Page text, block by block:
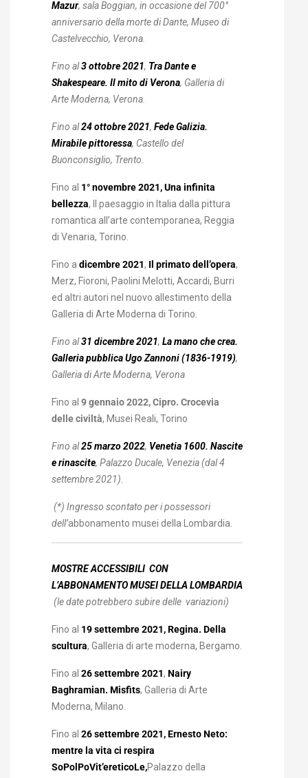
Mazur, sala Boggian, in occasione del 700°
anniversario della morte di Dante, Museo di
Castelvecchio, Verona.
Fino al3 ottobre 2021, Tra Dante e
Shakespeare. Il mito di Verona, Galleria di
Arte Moderna, Verona.
Fino al24 ottobre 2021, Fede Galizia.
Mirabile pittoressa, Castello del
Buonconsiglio, Trento.
Fino al 1° novembre 2021, Una infinita
bellezza, Il paesaggio in Italia dalla pittura
romantica all’arte contemporanea, Reggia
di Venaria, Torino.
Fino a dicembre 2021, Il primato dell’opera,
Merz, Fioroni, Paolini Melotti, Accardi, Burri
ed altri autori nel nuovo allestimento della
Galleria di Arte Moderna di Torino.
Fino al31 dicembre 2021, La mano che crea.
Galleria pubblica Ugo Zannoni (1836-1919),
Galleria di Arte Moderna, Verona
Fino al 9 gennaio 2022, Cipro. Crocevia
delle civiltà, Musei Reali, Torino
Fino al25 marzo 2022, Venetia 1600. Nascite
e rinascite, Palazzo Ducale, Venezia (dal 4
settembre 2021).
(*) Ingresso scontato per i possessori
dell’abbonamento musei della Lombardia.
MOSTRE ACCESSIBILI CON
L’ABBONAMENTO MUSEI DELLA LOMBARDIA
(le date potrebbero subire delle variazioni)
Fino al 19 settembre 2021, Regina. Della
scultura, Galleria di arte moderna, Bergamo.
Fino al 26 settembre 2021, Nairy
Baghramian. Misfits, Galleria di Arte
Moderna, Milano.
Fino al 26 settembre 2021, Ernesto Neto:
mentre la vita ci respira
SoPolPoVit’ereticoLe,Palazzo della